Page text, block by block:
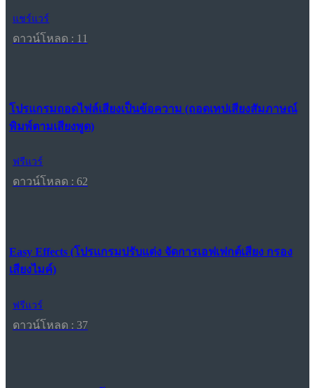
แชร์แวร์
ดาวน์โหลด : 11
โปรแกรมถอดไฟล์เสียงเป็นข้อความ (ถอดเทปเสียงสัมภาษณ์
พิมพ์ตามเสียงพูด)
ฟรีแวร์
ดาวน์โหลด : 62
Easy Effects (โปรแกรมปรับแต่ง จัดการเอฟเฟกต์เสียง กรอง
เสียงไมค์)
ฟรีแวร์
ดาวน์โหลด : 37